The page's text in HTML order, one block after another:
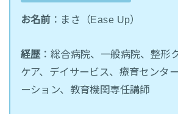
お名前：まさ（Ease Up）
経歴：総合病院、一般病院、整形
ケア、デイサービス、療育センタ
ーション、教育機関専任講師